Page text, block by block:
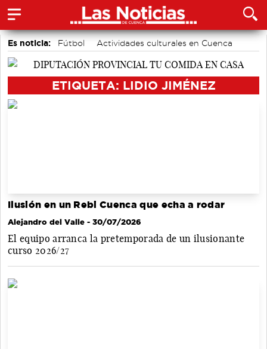
Es noticia: Fútbol
Actividades culturales en Cuenca
Motor
Medio Ambiente
ETIQUETA: LIDIO JIMÉNEZ
Ilusión en un Rebi Cuenca que echa a rodar
Alejandro del Valle - 30/07/2026
El equipo arranca la pretemporada de un ilusionante
curso 2026/27